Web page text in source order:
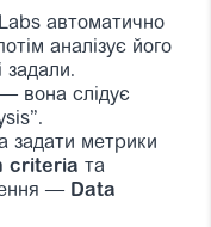
автоматично
аналізує його
задали.
вона слідує
задати метрики
criteria та
— Data